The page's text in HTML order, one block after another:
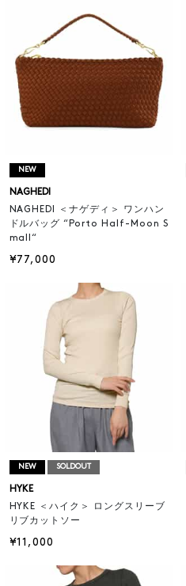
NEW
NAGHEDI
NAGHEDI ＜ナゲディ＞ ワンハン
ドルバッグ “Porto Half-Moon S
mall“
¥77,000
NEW SOLDOUT
HYKE
HYKE ＜ハイク＞ ロングスリーブ
リブカットソー
¥11,000